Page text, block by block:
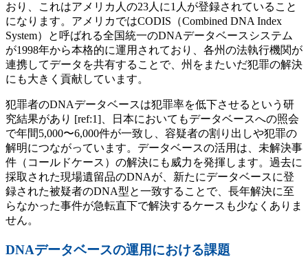
おり、これはアメリカ人の23人に1人が登録されていること
になります。アメリカではCODIS（Combined DNA Index
System）と呼ばれる全国統一のDNAデータベースシステム
が1998年から本格的に運用されており、各州の法執行機関が
連携してデータを共有することで、州をまたいだ犯罪の解決
にも大きく貢献しています。
犯罪者のDNAデータベースは犯罪率を低下させるという研
究結果があり [ref:1]、日本においてもデータベースへの照会
で年間5,000〜6,000件が一致し、容疑者の割り出しや犯罪の
解明につながっています。データベースの活用は、未解決事
件（コールドケース）の解決にも威力を発揮します。過去に
採取された現場遺留品のDNAが、新たにデータベースに登
録された被疑者のDNA型と一致することで、長年解決に至
らなかった事件が急転直下で解決するケースも少なくありま
せん。
DNAデータベースの運用における課題